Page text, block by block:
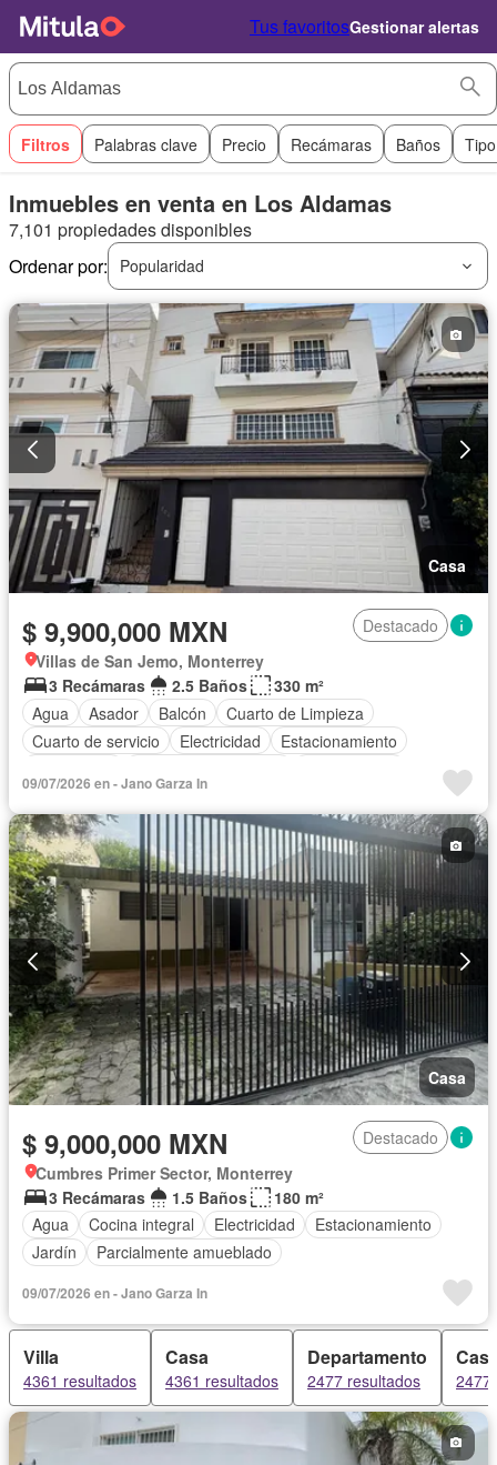
Tus favoritosGestionar alertas
Filtros Palabras clave Precio Recámaras Baños
Inmuebles en venta en Los Aldamas
7,101 propiedades disponibles
Ordenar por:
Popularidad
Casa
$ 9,900,000 MXN
Destacado
Villas de San Jemo, Monterrey
3 Recámaras
2.5 Baños
330 m²
Agua
Asador Balcón
Cuarto de Limpieza
Cuarto de servicio
Electricidad
Estacionamiento
09/07/2026 en - Jano Garza In
Casa
$ 9,000,000 MXN
Destacado
Cumbres Primer Sector, Monterrey
3 Recámaras
1.5 Baños
180 m²
Agua
Cocina integral Electricidad
Estacionamiento
Jardín
Parcialmente amueblado
09/07/2026 en - Jano Garza In
Villa
4361 resultados
Casa
4361 resultados
Departamento
2477 resultados 2477